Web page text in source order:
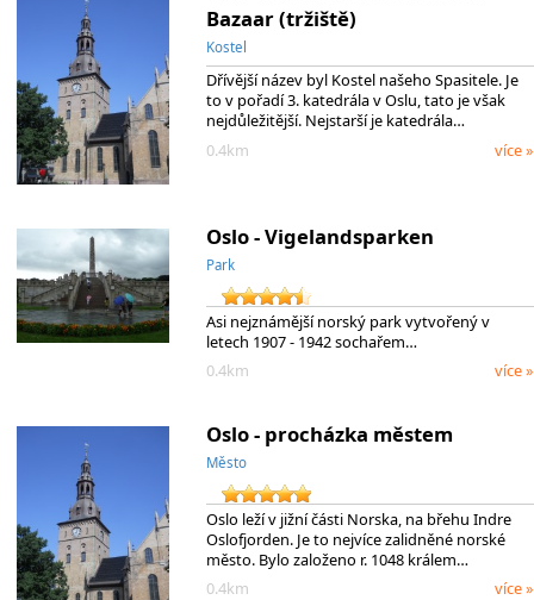
Bazaar (tržiště)
Kostel
Dřívější název byl Kostel našeho Spasitele. Je
to v pořadí 3. katedrála v Oslu, tato je však
nejdůležitější. Nejstarší je katedrála…
0.4km
více »
Oslo - Vigelandsparken
Park
Asi nejznámější norský park vytvořený v
letech 1907 - 1942 sochařem…
0.4km
více »
Oslo - procházka městem
Město
Oslo leží v jižní části Norska, na břehu Indre
Oslofjorden. Je to nejvíce zalidněné norské
město. Bylo založeno r. 1048 králem…
0.4km
více »